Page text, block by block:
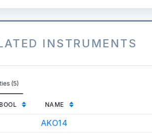
INSTRUMENTS
(5)
NAME
AKO14